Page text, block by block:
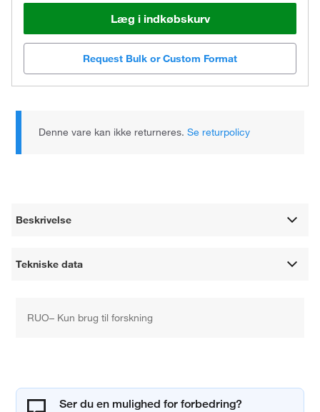
Læg i indkøbskurv
Request Bulk or Custom Format
Denne vare kan ikke returneres.Se returpolicy
Beskrivelse
Tekniske data
RUO– Kun brug til forskning
Ser du en mulighed for forbedring?